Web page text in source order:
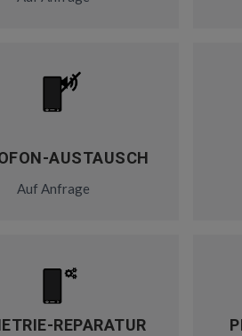
AUSTAUSCH
Auf Anfrage
REPARATUR